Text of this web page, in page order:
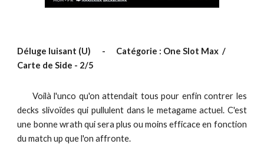
Déluge luisant (U) - Catégorie : One Slot Max /
Carte de Side - 2/5
Voilà l'unco qu'on attendait tous pour enfin contrer les
decks slivoïdes qui pullulent dans le metagame actuel. C'est
une bonne wrath qui sera plus ou moins efficace en fonction
du match up que l'on affronte.